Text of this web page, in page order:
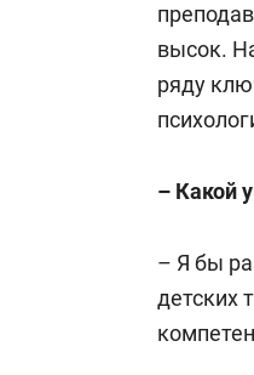
высок.
ряду
– Какой
– Я бы
детских